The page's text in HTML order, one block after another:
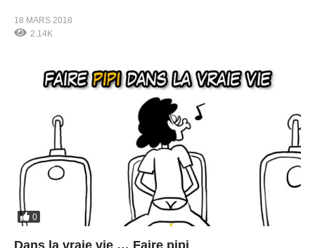
18 MARS 2018
2.14K
0
Dans la vraie vie … Faire pipi